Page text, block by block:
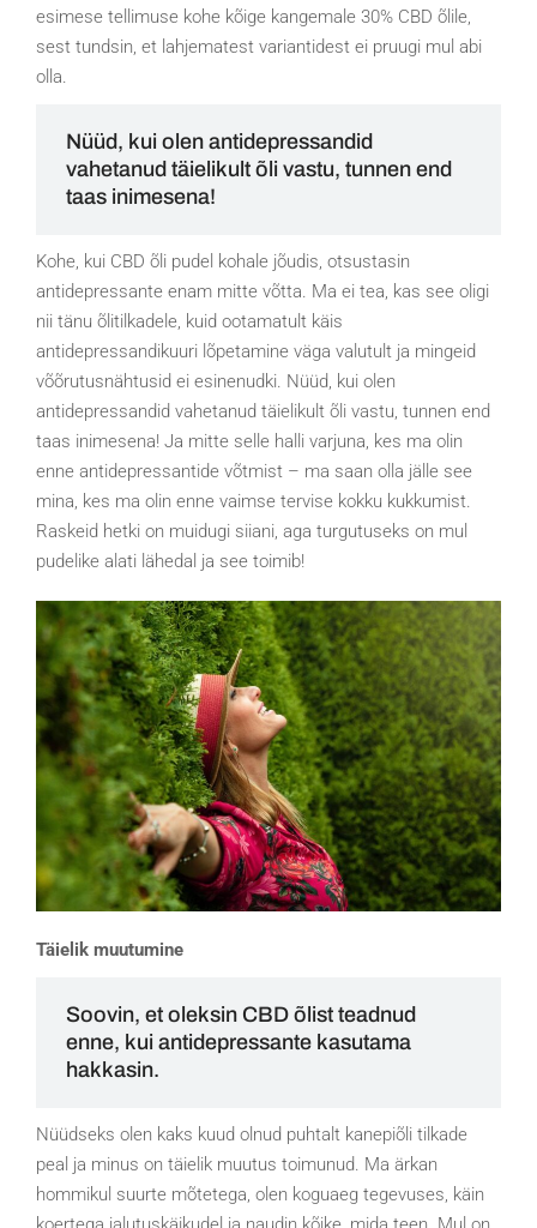
esimese tellimuse kohe kõige kangemale 30% CBD õlile,
sest tundsin, et lahjematest variantidest ei pruugi mul abi
olla.
Nüüd, kui olen antidepressandid
vahetanud täielikult õli vastu, tunnen end
taas inimesena!
Kohe, kui CBD õli pudel kohale jõudis, otsustasin
antidepressante enam mitte võtta. Ma ei tea, kas see oligi
nii tänu õlitilkadele, kuid ootamatult käis
antidepressandikuuri lõpetamine väga valutult ja mingeid
võõrutusnähtusid ei esinenudki. Nüüd, kui olen
antidepressandid vahetanud täielikult õli vastu, tunnen end
taas inimesena! Ja mitte selle halli varjuna, kes ma olin
enne antidepressantide võtmist – ma saan olla jälle see
mina, kes ma olin enne vaimse tervise kokku kukkumist.
Raskeid hetki on muidugi siiani, aga turgutuseks on mul
pudelike alati lähedal ja see toimib!
Täielik muutumine
Soovin, et oleksin CBD õlist teadnud
enne, kui antidepressante kasutama
hakkasin.
Nüüdseks olen kaks kuud olnud puhtalt kanepiõli tilkade
peal ja minus on täielik muutus toimunud. Ma ärkan
hommikul suurte mõtetega, olen koguaeg tegevuses, käin